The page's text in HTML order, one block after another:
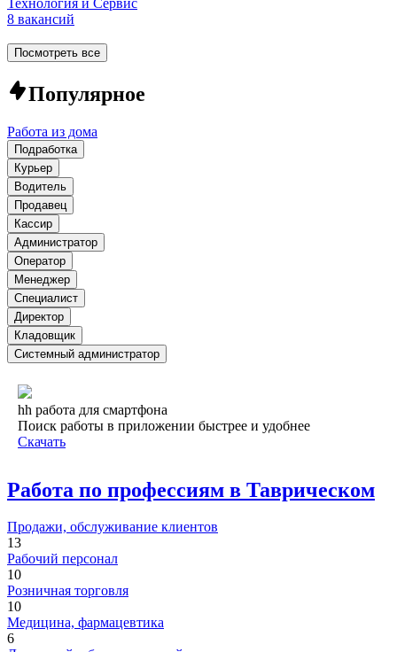
8 вакансий
Посмотреть все
Популярное
Работа из дома
Подработка
Курьер
Водитель
Продавец
Кассир
Администратор
Оператор
Менеджер
Специалист
Директор
Кладовщик
Системный администратор
hh работа для смартфона
Поиск работы в приложении быстрее и удобнее
Скачать
Работа по профессиям в Таврическом
Продажи, обслуживание клиентов
13
Рабочий персонал
10
Розничная торговля
10
Медицина, фармацевтика
6